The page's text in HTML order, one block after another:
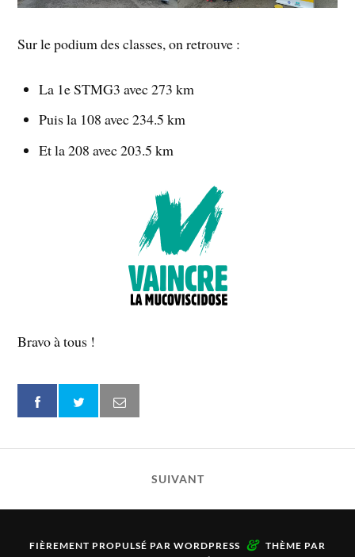
Sur le podium des classes, on retrouve :
La 1e STMG3 avec 273 km
Puis la 108 avec 234.5 km
Et la 208 avec 203.5 km
Bravo à tous !
SUIVANT
FIÈREMENT PROPULSÉ PAR WORDPRESS & THÈME PAR